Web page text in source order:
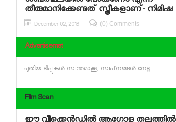
തീരുമാനിക്കേണ്ടത് സ്ത്രീകളാണ്- നിമിഷ
December 02, 2018 (0) Comments
Advertisemet
പുതിയ ടിപ്പുകള്‍ സ്വന്തമാക്കൂ, സ്വപ്‌നങ്ങള്‍ നേടൂ
Film Scan